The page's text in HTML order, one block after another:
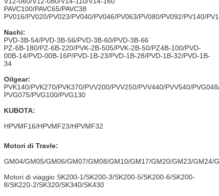
PAVC100/PAVC65/PAVC38
PV016/PV020/PV023/PV040/PV046/PV063/PV080/PV092/PV140/
Nachi:
PVD-3B-54/PVD-3B-56/PVD-3B-60/PVD-3B-66
PZ-6B-180/PZ-6B-220/PVK-2B-505/PVK-2B-50/PZ4B-100/PVD-
00B-14/PVD-00B-16P/PVD-1B-23/PVD-1B-28/PVD-1B-32/PVD-1B-
34
Oilgear:
PVK140/PVK270/PVK370/PVV200/PVV250/PVV440/PVV540/
PVG075/PVG100/PVG130
KUBOTA:
HPVMF16/HPVMF23/HPVMF32
Motori di Travle:
GM04/GM05/GM06/GM07/GM08/GM10/GM17/GM20/GM23/
Motori di viaggio SK200-1/SK200-3/SK200-5/SK200-6/SK200-
8/SK220-2/SK320/SK340/SK430